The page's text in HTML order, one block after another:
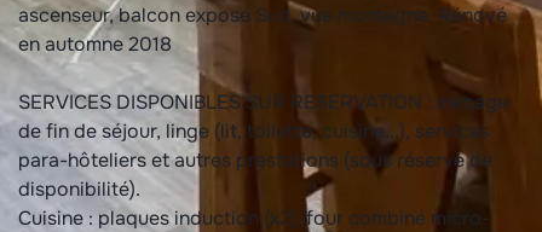
ascenseur, balcon exposé Sud, vue montagne. Rénové
en automne 2018
SERVICES DISPONIBLES SUR RESERVATION : ménage
de fin de séjour, linge (lit, toilette, cuisine...), services
para-hôteliers et autres prestations (sous réserve de
disponibilité).
Cuisine : plaques induction (x2), four combiné micro-